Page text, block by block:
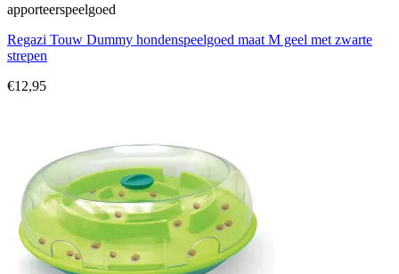
apporteerspeelgoed
Regazi Touw Dummy hondenspeelgoed maat M geel met zwarte
strepen
€12,95